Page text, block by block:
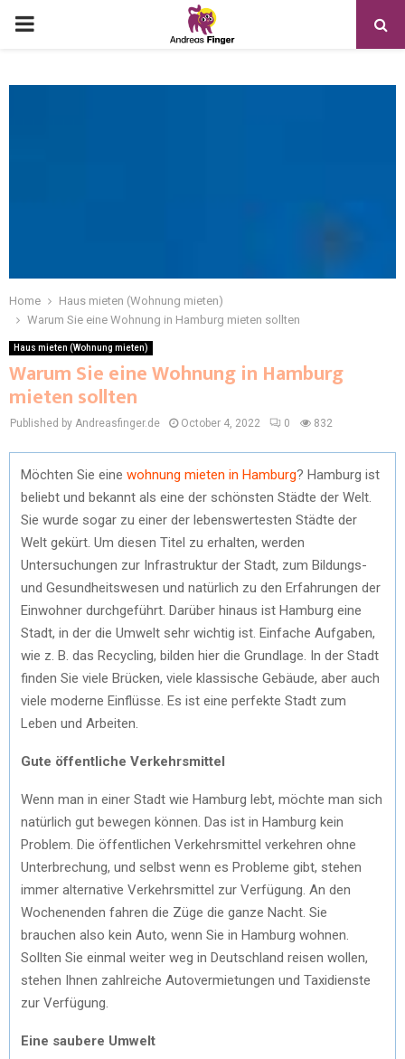
Home
Haus mieten (Wohnung mieten)
Warum Sie eine Wohnung in Hamburg mieten sollten
Haus mieten (Wohnung mieten)
Warum Sie eine Wohnung in Hamburg
mieten sollten
Published by Andreasfinger.de October 4, 2022 0 832
Möchten Sie eine wohnung mieten in Hamburg? Hamburg ist
beliebt und bekannt als eine der schönsten Städte der Welt.
Sie wurde sogar zu einer der lebenswertesten Städte der
Welt gekürt. Um diesen Titel zu erhalten, werden
Untersuchungen zur Infrastruktur der Stadt, zum Bildungs-
und Gesundheitswesen und natürlich zu den Erfahrungen der
Einwohner durchgeführt. Darüber hinaus ist Hamburg eine
Stadt, in der die Umwelt sehr wichtig ist. Einfache Aufgaben,
wie z. B. das Recycling, bilden hier die Grundlage. In der Stadt
finden Sie viele Brücken, viele klassische Gebäude, aber auch
viele moderne Einflüsse. Es ist eine perfekte Stadt zum
Leben und Arbeiten.
Gute öffentliche Verkehrsmittel
Wenn man in einer Stadt wie Hamburg lebt, möchte man sich
natürlich gut bewegen können. Das ist in Hamburg kein
Problem. Die öffentlichen Verkehrsmittel verkehren ohne
Unterbrechung, und selbst wenn es Probleme gibt, stehen
immer alternative Verkehrsmittel zur Verfügung. An den
Wochenenden fahren die Züge die ganze Nacht. Sie
brauchen also kein Auto, wenn Sie in Hamburg wohnen.
Sollten Sie einmal weiter weg in Deutschland reisen wollen,
stehen Ihnen zahlreiche Autovermietungen und Taxidienste
zur Verfügung.
Eine saubere Umwelt